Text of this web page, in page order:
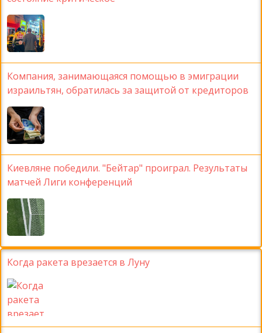
Компания, занимающаяся помощью в эмиграции
израильтян, обратилась за защитой от кредиторов
Киевляне победили. "Бейтар" проиграл. Результаты
матчей Лиги конференций
Когда ракета врезается в Луну